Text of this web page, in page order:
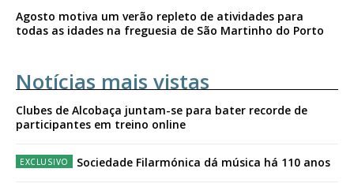
Agosto motiva um verão repleto de atividades para
todas as idades na freguesia de São Martinho do Porto
Notícias mais vistas
Clubes de Alcobaça juntam-se para bater recorde de
participantes em treino online
Sociedade Filarmónica dá música há 110 anos